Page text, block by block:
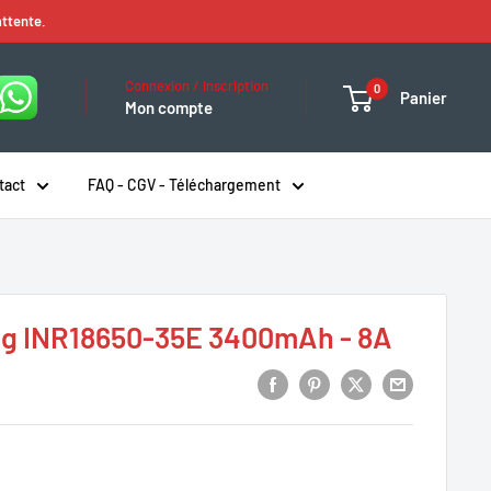
Connexion / Inscription
Mon compte
0 Panier
FAQ - CGV - Téléchargement
INR18650-35E 3400mAh - 8A